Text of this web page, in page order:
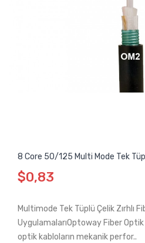
8 Core 50/125 Multi Mode Tek
$0,83
Multimode Tek Tüplü Çelik Zırhlı
UygulamalarıOptoway Fiber
optik kabloların mekanik perfor..